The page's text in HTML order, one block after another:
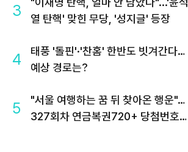
3
열 탄핵' 맞힌 무당, '성지글' 등장
4
태풍 '돌핀'·'찬홈' 한반도 빗겨간다…
예상 경로는?
5
"서울 여행하는 꿈 뒤 찾아온 행운"…
327회차 연금복권720+ 당첨번호조